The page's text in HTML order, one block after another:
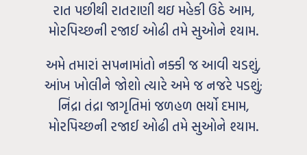
રાત પછીથી રાતરાણી થઇ મહેકી ઉઠે આમ,
મોરપિચ્છની રજાઈ ઓઢી તમે સુઓને શ્યામ.
અમે તમારાં સપનામાંતો નક્કી જ આવી ચડશું,
આંખ ખોલીને જોશો ત્યારે અમે જ નજરે પડશું;
નિંદ્રા તંદ્રા જાગૃતિમાં જળહળ ભર્યો દમામ,
મોરપિચ્છની રજાઈ ઓઢી તમે સુઓને શ્યામ.